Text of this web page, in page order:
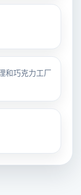
和巧克力工厂